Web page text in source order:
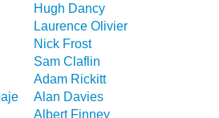
Hugh Dancy
Laurence Olivier
Nick Frost
Sam Claflin
Adam Rickitt
Alan Davies
Albert Finney